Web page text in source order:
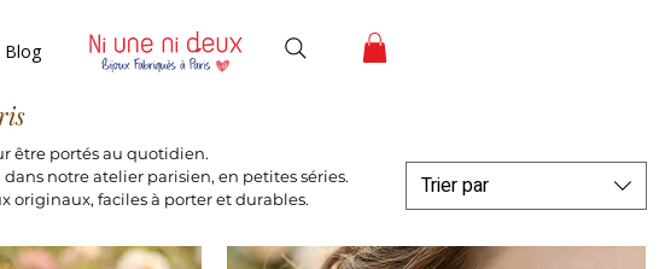
Blog
Trier par
être portés au quotidien.
notre atelier parisien, en petites séries.
originaux, faciles à porter et durables.